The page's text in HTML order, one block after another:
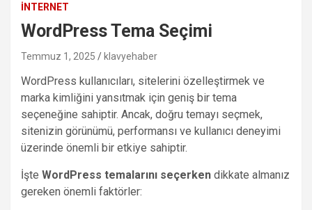
İNTERNET
WordPress Tema Seçimi
Temmuz 1, 2025 klavyehaber
WordPress kullanıcıları, sitelerini özelleştirmek ve
marka kimliğini yansıtmak için geniş bir tema
seçeneğine sahiptir. Ancak, doğru temayı seçmek,
sitenizin görünümü, performansı ve kullanıcı deneyimi
üzerinde önemli bir etkiye sahiptir.
İşte WordPress temalarını seçerken dikkate almanız
gereken önemli faktörler: